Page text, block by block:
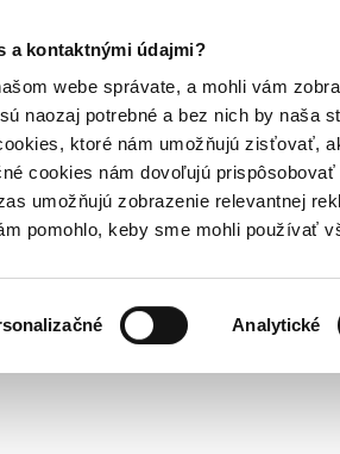
a kontaktnými údajmi?
webe správate, a mohli vám
naozaj potrebné a bez nich by naša
ktoré nám umožňujú zisťovať,
cookies nám dovoľujú
umožňujú zobrazenie relevantnej
pomohlo, keby sme mohli používať
Analytické